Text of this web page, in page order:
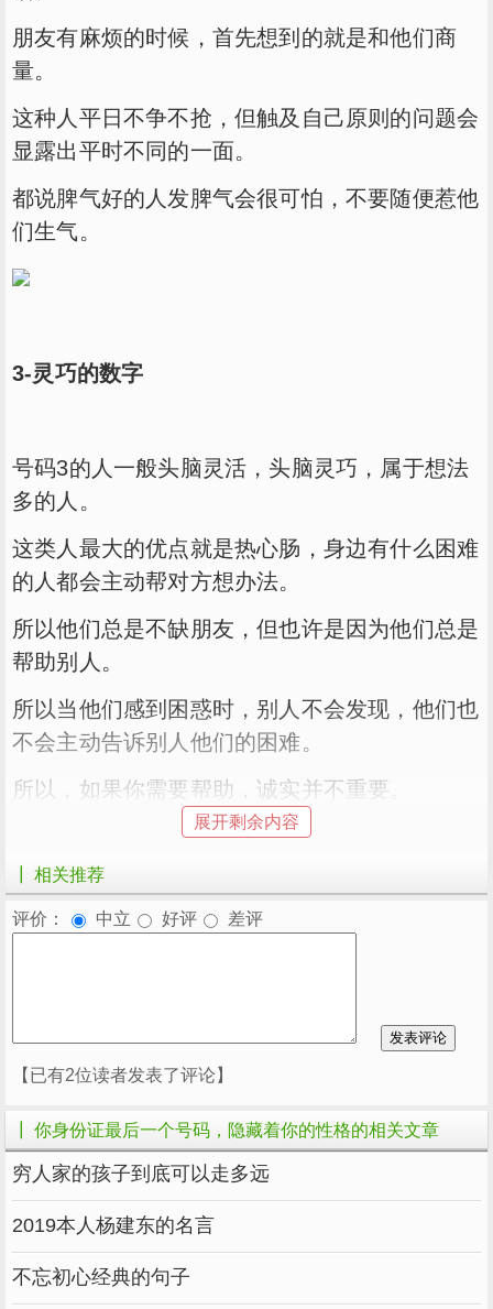
朋友有麻烦的时候，首先想到的就是和他们商
量。
这种人平日不争不抢，但触及自己原则的问题会
显露出平时不同的一面。
都说脾气好的人发脾气会很可怕，不要随便惹他
们生气。
3-灵巧的数字
号码3的人一般头脑灵活，头脑灵巧，属于想法
多的人。
这类人最大的优点就是热心肠，身边有什么困难
的人都会主动帮对方想办法。
所以他们总是不缺朋友，但也许是因为他们总是
帮助别人。
所以当他们感到困惑时，别人不会发现，他们也
不会主动告诉别人他们的困难。
所以，如果你需要帮助，诚实并不重要。
如果因为需要帮助而被远离，说明那些人本身不
值得你帮助。
数字为4-诚实
容易吃亏。
有时候很容易钻牛角尖，太固执不是好事，有时
候改善自己倔脾气也不是不可能。
在生活中，有时候因为这种固执而吃亏，总要摔
倒才能学到教训。
但俗话说，人总要慢慢经历才能成长。
展开剩余内容
┃ 相关推荐
评价： 中立 好评 差评
【已有2位读者发表了评论】
┃ 你身份证最后一个号码，隐藏着你的性格的相关文章
穷人家的孩子到底可以走多远
2019本人杨建东的名言
不忘初心经典的句子